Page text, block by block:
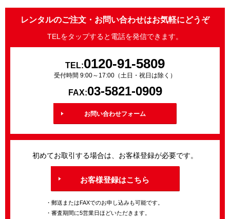
レンタルのご注文・お問い合わせはお気軽にどうぞ
TELをタップすると電話を発信できます。
TEL:0120-91-5809
受付時間 9:00～17:00（土日・祝日は除く）
FAX:03-5821-0909
お問い合わせフォーム
初めてお取引する場合は、お客様登録が必要です。
お客様登録はこちら
・郵送またはFAXでのお申し込みも可能です。
・審査期間に5営業日ほどいただきます。